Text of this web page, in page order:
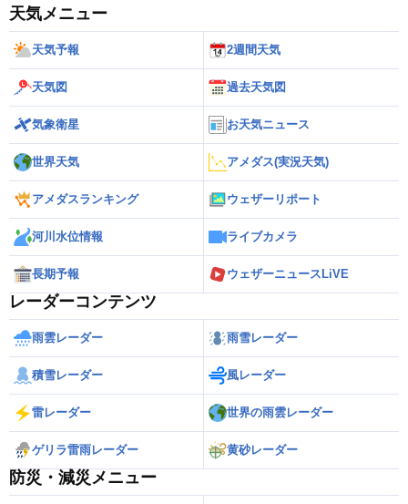
天気メニュー
天気予報 2週間天気
天気図 過去天気図
気象衛星 お天気ニュース
世界天気 アメダス(実況天気)
アメダスランキング ウェザーリポート
河川水位情報 ライブカメラ
長期予報 ウェザーニュースLiVE
レーダーコンテンツ
雨雲レーダー 雨雪レーダー
積雪レーダー 風レーダー
雷レーダー 世界の雨雲レーダー
ゲリラ雷雨レーダー 黄砂レーダー
防災・減災メニュー